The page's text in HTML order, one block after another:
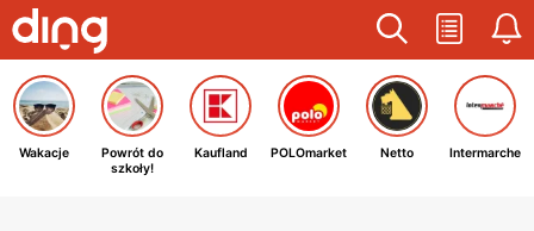
Wakacje
Powrót do
szkoły!
Kaufland POLOmarket Netto Intermarche